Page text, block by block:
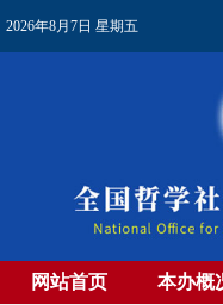
2026年8月7日 星期五
网站首页 本办概